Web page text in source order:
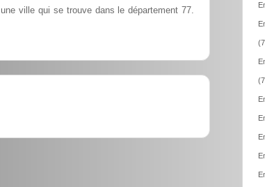
ville qui se trouve dans le département 77.